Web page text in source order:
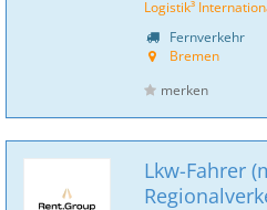
Logistik³
Fernverkehr
Bremen
merken
Lkw-Fahrer